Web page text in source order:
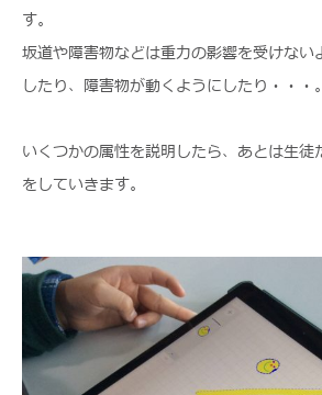
す。
坂道や障害物などは重力の影響を受けない
したり、障害物が動くようにしたり・・・。
いくつかの属性を説明したら、あとは生
をしていきます。